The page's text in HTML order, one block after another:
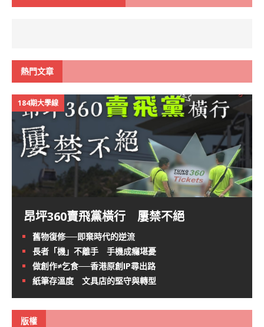
熱門文章
184期大學線
昂坪360賣飛黨橫行 屢禁不絕
舊物復修──即棄時代的逆流
長者「機」不離手 手機成癮堪憂
做創作≠乞食──香港原創IP尋出路
紙筆存溫度 文具店的堅守與轉型
版權